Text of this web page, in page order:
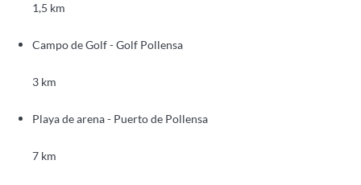
1,5 km
Campo de Golf - Golf Pollensa
3 km
Playa de arena - Puerto de Pollensa
7 km